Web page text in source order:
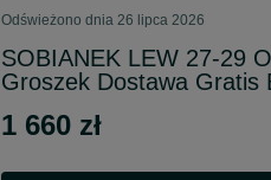
Odświeżono dnia 26 lipca 2026
SOBIANEK LEW 27-29
Groszek Dostawa Gratis
1 660 zł